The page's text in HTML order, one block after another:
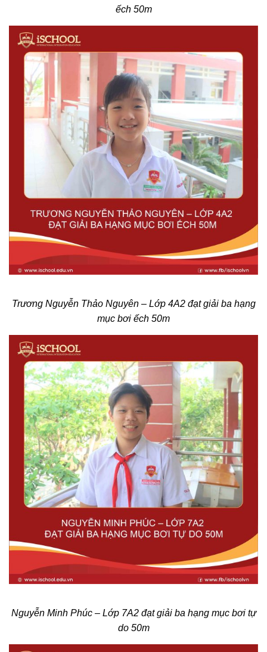
ếch 50m
Trương Nguyễn Thảo Nguyên – Lớp 4A2 đạt giải ba hạng
mục bơi ếch 50m
Nguyễn Minh Phúc –Lớp 7A2 đạt giải ba hạng mục bơi tự
do 50m